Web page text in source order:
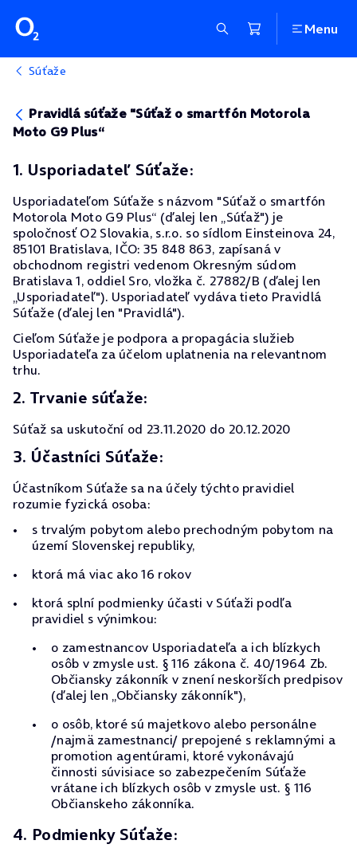
Menu
Súťaže
Pravidlá súťaže "Súťaž o smartfón Motorola
Moto G9 Plus“
1. Usporiadateľ Súťaže:
Usporiadateľom Súťaže s názvom "Súťaž o smartfón
Motorola Moto G9 Plus“ (ďalej len „Súťaž") je
spoločnosť O2 Slovakia, s.r.o. so sídlom Einsteinova 24,
85101 Bratislava, IČO: 35 848 863, zapísaná v
obchodnom registri vedenom Okresným súdom
Bratislava 1, oddiel Sro, vložka č. 27882/B (ďalej len
„Usporiadateľ"). Usporiadateľ vydáva tieto Pravidlá
Súťaže (ďalej len "Pravidlá").
Cieľom Súťaže je podpora a propagácia služieb
Usporiadateľa za účelom uplatnenia na relevantnom
trhu.
2. Trvanie súťaže:
Súťaž sa uskutoční od 23.11.2020 do 20.12.2020
3. Účastníci Súťaže:
Účastníkom Súťaže sa na účely týchto pravidiel
rozumie fyzická osoba:
s trvalým pobytom alebo prechodným pobytom na
území Slovenskej republiky,
ktorá má viac ako 16 rokov
ktorá splní podmienky účasti v Súťaži podľa
pravidiel s výnimkou:
o zamestnancov Usporiadateľa a ich blízkych
osôb v zmysle ust. § 116 zákona č. 40/1964 Zb.
Občiansky zákonník v znení neskorších predpisov
(ďalej len „Občiansky zákonník"),
o osôb, ktoré sú majetkovo alebo personálne
/najmä zamestnanci/ prepojené s reklamnými a
promotion agentúrami, ktoré vykonávajú
činnosti súvisiace so zabezpečením Súťaže
vrátane ich blízkych osôb v zmysle ust. § 116
Občianskeho zákonníka.
4. Podmienky Súťaže: